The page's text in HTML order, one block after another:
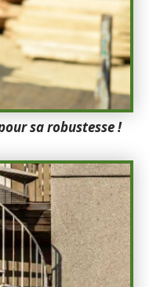
sa robustesse !